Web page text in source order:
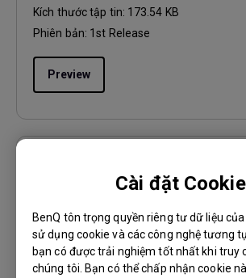
Cài đặt Cookie
BenQ tôn trọng quyền riêng tư dữ liệu
sử dụng cookie và các công nghệ tương
bạn có được trải nghiệm tốt nhất khi truy
chúng tôi. Bạn có thể chấp nhận cookie
Kích thước tập tin: 173.54 KB
Phiên bản: 1st Release
Preview
Cập nhật:
2021/12/22
Ngôn ngữ:General
Kích thước tập tin:2.23 MB